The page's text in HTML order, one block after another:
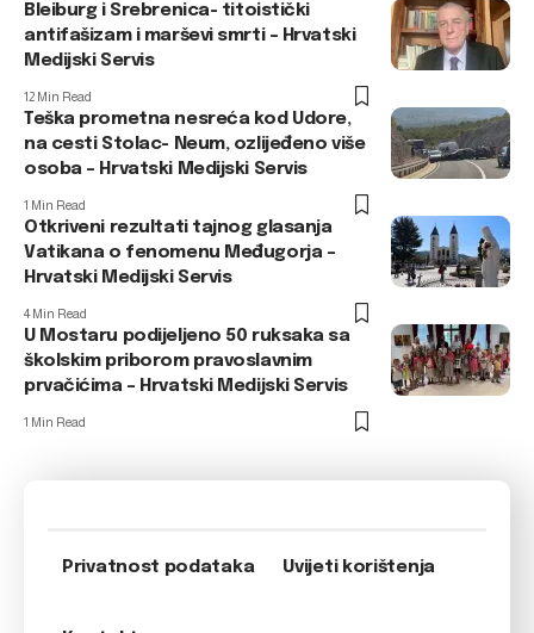
Bleiburg i Srebrenica- titoistički
antifašizam i marševi smrti – Hrvatski
Medijski Servis
12 Min Read
Teška prometna nesreća kod Udore,
na cesti Stolac- Neum, ozlijeđeno više
osoba – Hrvatski Medijski Servis
1 Min Read
Otkriveni rezultati tajnog glasanja
Vatikana o fenomenu Međugorja –
Hrvatski Medijski Servis
4 Min Read
U Mostaru podijeljeno 50 ruksaka sa
školskim priborom pravoslavnim
prvačićima – Hrvatski Medijski Servis
1 Min Read
Privatnost podataka Uvijeti korištenja